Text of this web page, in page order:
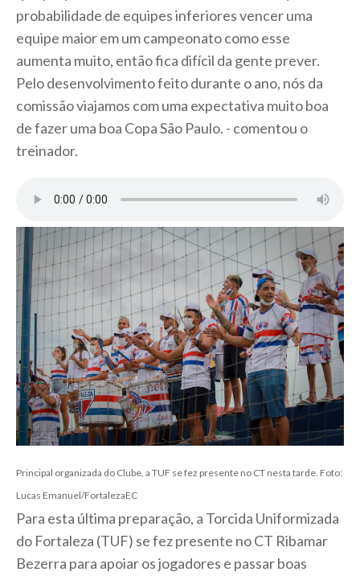
probabilidade de equipes inferiores vencer uma
equipe maior em um campeonato como esse
aumenta muito, então fica difícil da gente prever.
Pelo desenvolvimento feito durante o ano, nós da
comissão viajamos com uma expectativa muito boa
de fazer uma boa Copa São Paulo. - comentou o
treinador.
Principal organizada do Clube, a TUF se fez presente no CT nesta tarde. Foto:
Lucas Emanuel/FortalezaEC
Para esta última preparação, a Torcida Uniformizada
do Fortaleza (TUF) se fez presente no CT Ribamar
Bezerra para apoiar os jogadores e passar boas